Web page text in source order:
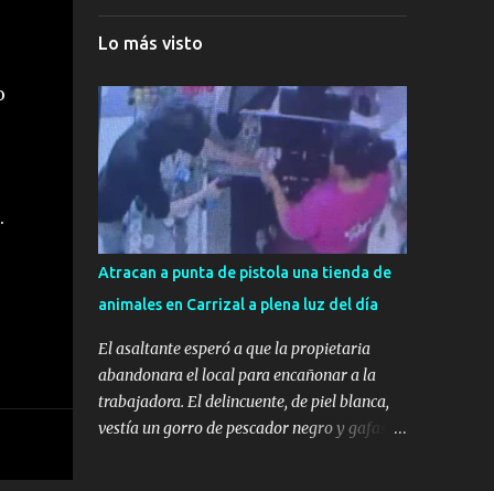
Lo más visto
Atracan a punta de pistola una tienda de
animales en Carrizal a plena luz del día
El asaltante esperó a que la propietaria
abandonara el local para encañonar a la
trabajadora. El delincuente, de piel blanca,
vestía un gorro de pescador negro y gafas de